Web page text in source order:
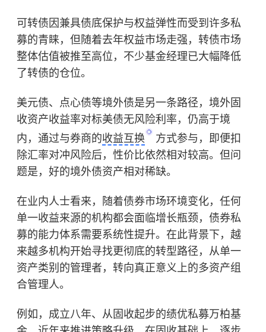
可转债因兼具债底保护与权益弹性而受到许多私
募的青睐，但随着去年权益市场走强，转债市场
整体估值被推至高位，不少基金经理已大幅降低
了转债的仓位。
美元债、点心债等境外债是另一条路径，境外固
收资产收益率对标美债无风险利率，仍高于境
内，通过与券商的收益互换
方式参与，即便扣
除汇率对冲风险后，性价比依然相对较高。但问
题是，好的境外债资产相对稀缺。
在业内人士看来，随着债券市场环境变化，任何
单一收益来源的机构都会面临增长瓶颈，债券私
募的能力体系需要系统性提升。在此背景下，越
来越多机构开始寻找更彻底的转型路径，从单一
资产类别的管理者，转向真正意义上的多资产组
合管理人。
例如，成立八年、从固收起步的绩优私募万柏基